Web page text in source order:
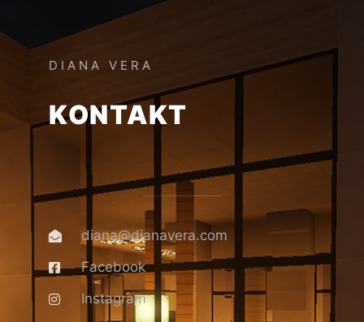
DIANA VERA
KONTAKT
diana@dianavera.com
Facebook
Instagram